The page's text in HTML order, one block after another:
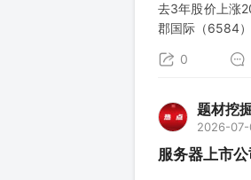
去3年股价上涨
郡国际（6584
0
题材挖
2026-
服务器上市公